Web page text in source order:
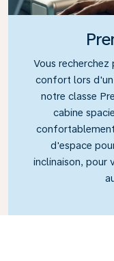
Vous
confort lors
notre classe
cabine
d'espace
inclinaison, pour